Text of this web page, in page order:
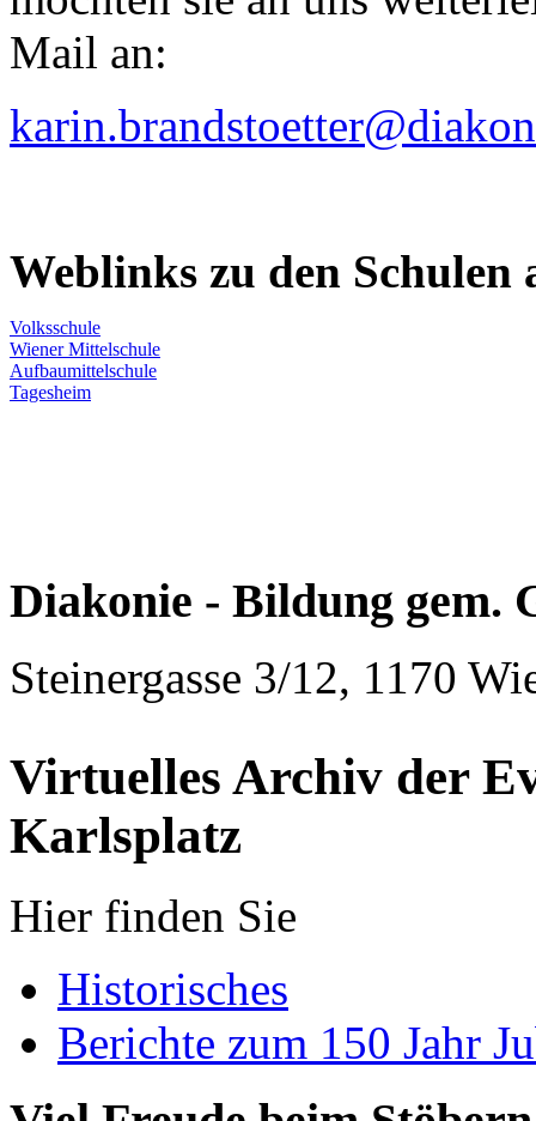
Mail an:
Weblinks zu den
Volksschule
Wiener Mittelschule
Aufbaumittelschule
Tagesheim
Diakonie - Bildung gem.
Steinergasse 3/12, 1170
Virtuelles Archiv der
Karlsplatz
Hier finden Sie
Historisches
Berichte zum 150 Jahr